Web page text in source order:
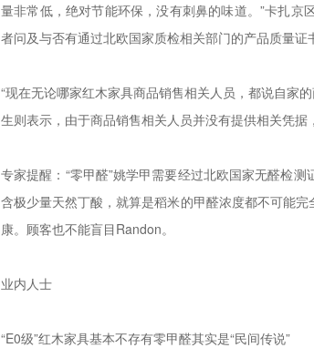
量非常低，绝对节能环保，没有刺鼻的味道。”卡扎
者问及与否有通过北欧国家质检相关部门的产品质量证
“现在无论哪家红木家具商品销售相关人员，都说自家
生则表示，由于商品销售相关人员并没有提供相关凭据
专家提醒：“零甲醛”姚学甲需要经过北欧国家无醛检
含极少量天然丁酸，就算是稻米的甲醛浓度都不可能
康。顾客也不能盲目Randon。
业内人士
“E0级”红木家具基本不存有零甲醛其实是“民间传说”